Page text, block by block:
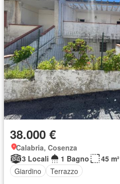
38.000 €
Calabria, Cosenza
3 Locali
1 Bagno
45 m²
Giardino
Terrazzo